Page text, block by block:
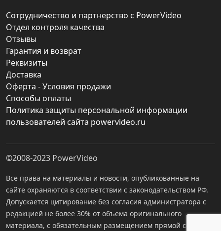
Сотрудничество и партнерство с PowerVideo
Отдел контроля качества
Отзывы
Гарантия и возврат
Реквизиты
Доставка
Оферта - Условия продажи
Способы оплаты
Политика защиты персональной информации
пользователей сайта powervideo.ru
©2008-2023 PowerVideo
Все права на материалы и новости, опубликованные на
сайте охраняются в соответствии с законодательством РФ.
Допускается цитирование без согласия администратора с
редакцией не более 30% от объема оригинального
материала, с обязательным размещением прямой ссылки